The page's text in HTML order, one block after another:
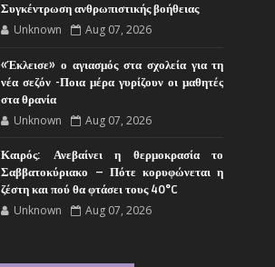
Συγκέντρωση ανθρωπιστικής βοήθειας
Unknown Aug 07, 2026
«Έκλεισε» ο αγιασμός στα σχολεία για τη
νέα σεζόν -Ποια μέρα γυρίζουν οι μαθητές
στα θρανία
Unknown Aug 07, 2026
Καιρός: Ανεβαίνει η θερμοκρασία το
Σαββατοκύριακο – Πότε κορυφώνεται η
ζέστη και πού θα φτάσει τους 40°C
Unknown Aug 07, 2026